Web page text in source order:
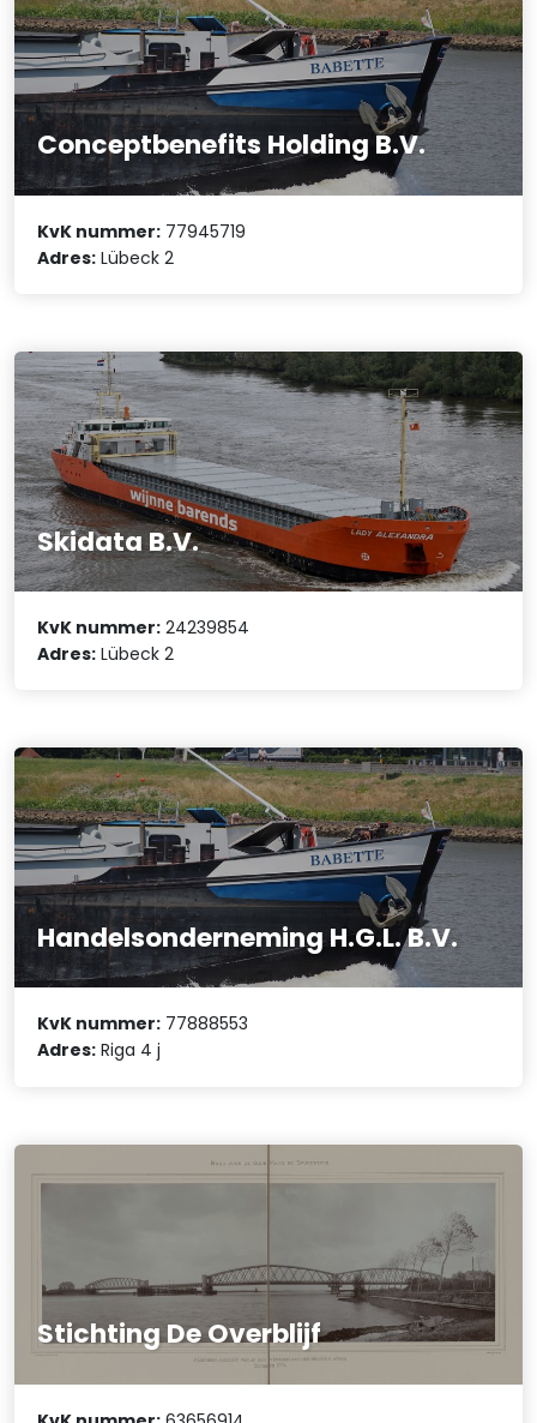
Conceptbenefits Holding B.V.
KvK nummer: 77945719
Adres: Lübeck 2
Skidata B.V.
KvK nummer: 24239854
Adres: Lübeck 2
Handelsonderneming H.G.L. B.V.
KvK nummer: 77888553
Adres: Riga 4 j
Stichting De Overblijf